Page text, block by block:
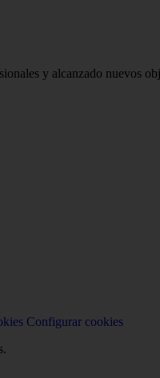
y alcanzado nuevos
Configurar cookies